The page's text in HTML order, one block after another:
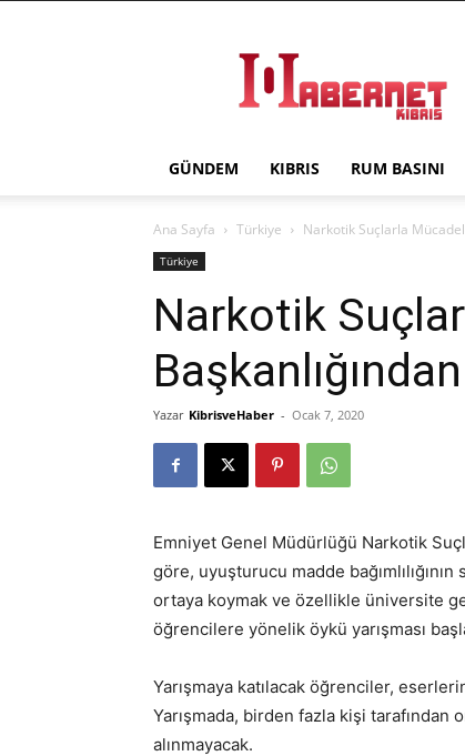
Kıbrıs
GÜNDEM KIBRIS RUM BASINI
Ana Sayfa Türkiye Narkotik Suçlarla
Türkiye
Narkotik
Yazar KibrisveHaber - Ocak 7, 2020
Emniyet Genel Müdürlüğü Narkotik
göre, uyuşturucu madde
ortaya koymak ve özellikle üniversite
öğrencilere yönelik öykü yarışması
Yarışmaya katılacak öğrenciler,
Yarışmada, birden fazla kişi
alınmayacak.